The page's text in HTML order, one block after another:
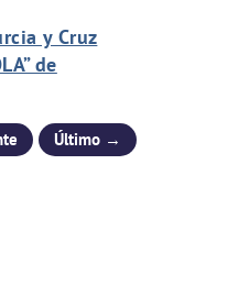
y Cruz
de
Último →